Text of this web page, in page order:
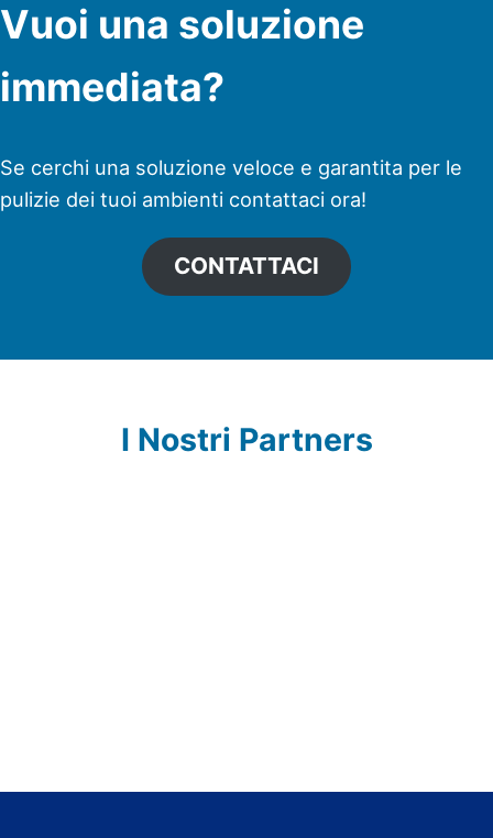
Vuoi una soluzione
immediata?
Se cerchi una soluzione veloce e garantita per le
pulizie dei tuoi ambienti contattaci ora!
CONTATTACI
I Nostri Partners